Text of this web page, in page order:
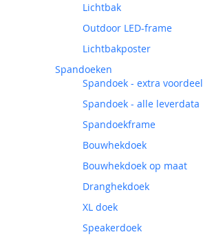
Lichtbak
Outdoor LED-frame
Lichtbakposter
Spandoeken
Spandoek - extra voordeel
Spandoek - alle leverdata
Spandoekframe
Bouwhekdoek
Bouwhekdoek op maat
Dranghekdoek
XL doek
Speakerdoek